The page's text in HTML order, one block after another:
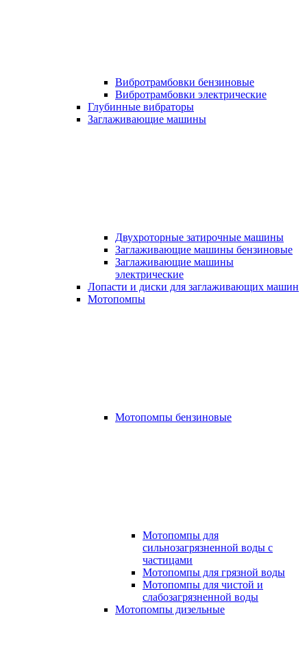
Вибротрамбовки бензиновые
Вибротрамбовки электрические
Глубинные вибраторы
Заглаживающие машины
Двухроторные затирочные машины
Заглаживающие машины бензиновые
Заглаживающие машины
электрические
Лопасти и диски для заглаживающих машин
Мотопомпы
Мотопомпы бензиновые
Мотопомпы для
сильнозагрязненной воды с
частицами
Мотопомпы для грязной воды
Мотопомпы для чистой и
слабозагрязненной воды
Мотопомпы дизельные